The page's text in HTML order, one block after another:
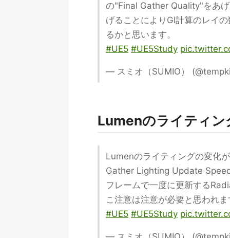
の"Final Gather Quality"をあ
げることによりGI計算のレイ
るかと思います。
#UE5 #UE5Study
— スミオ（SUMIO）
Lumenのライティン
Lumenのライティングの変化
Gather Lighting Update
フレームで一度に更新する
こ注意は注意が必要と思われ
#UE5 #UE5Study